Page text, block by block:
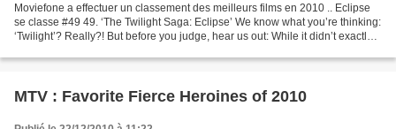
Moviefone a effectuer un classement des meilleurs films en 2010 .. Eclipse
se classe #49 49. ‘The Twilight Saga: Eclipse’ We know what you’re thinking:
‘Twilight’? Really?! But before you judge, hear us out: While it didn’t exactly
MTV : Favorite Fierce Heroines of 2010